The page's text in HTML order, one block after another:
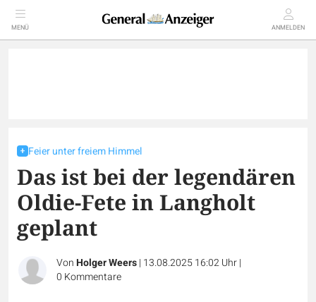
MENÜ ANMELDEN
Feier unter freiem Himmel
Das ist bei der legendären
Oldie-Fete in Langholt
geplant
VonHolger Weers| 13.08.2025 16:02 Uhr|
0 Kommentare